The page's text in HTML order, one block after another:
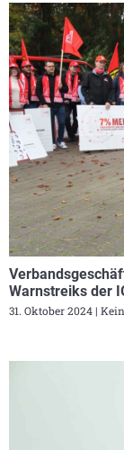
Warnstreiks der
31. Oktober 2024